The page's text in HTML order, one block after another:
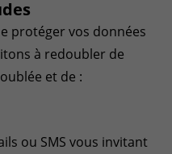
protéger vos données
à redoubler de
et de :
ou SMS vous invitant